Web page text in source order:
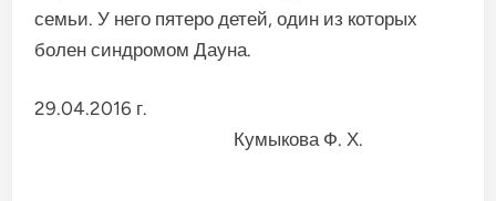
семьи. У него пятеро детей, один из которых
болен синдромом Дауна.
29.04.2016 г.
Кумыкова Ф. Х.